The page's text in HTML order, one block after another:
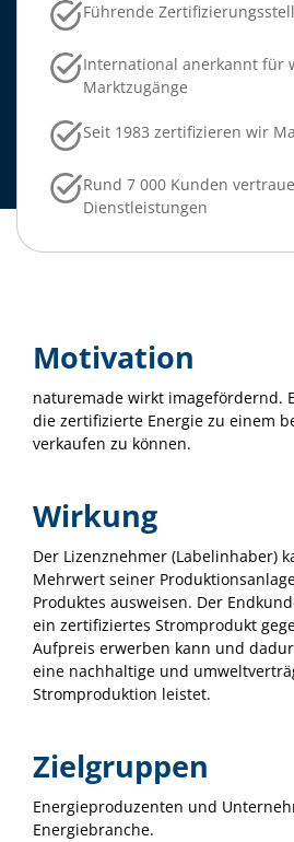
Führende
International anerkannt für
Marktzugänge
Seit 1983 zertifizieren wir
Rund 7 000 Kunden
Dienstleistungen
Motivation
naturemade wirkt imagefördernd.
die zertifizierte Energie zu einem
verkaufen zu können.
Wirkung
Der Lizenznehmer (Labelinhaber)
Mehrwert seiner
Produktes ausweisen. Der
ein zertifiziertes Stromprodukt
Aufpreis erwerben kann und
eine nachhaltige und
Stromproduktion leistet.
Zielgruppen
Energieproduzenten und
Energiebranche.